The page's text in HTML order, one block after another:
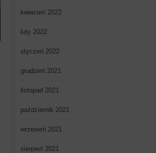
kwiecień 2022
luty 2022
styczeń 2022
grudzień 2021
listopad 2021
październik 2021
wrzesień 2021
sierpień 2021